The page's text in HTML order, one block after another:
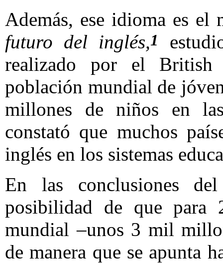
Además, ese idioma es
futuro del inglés,1
realizado por el British
población mundial de
millones de niños en
constató que muchos
inglés en los sistemas
En las conclusiones
posibilidad de que
mundial –unos 3 mil
de manera que se apunta